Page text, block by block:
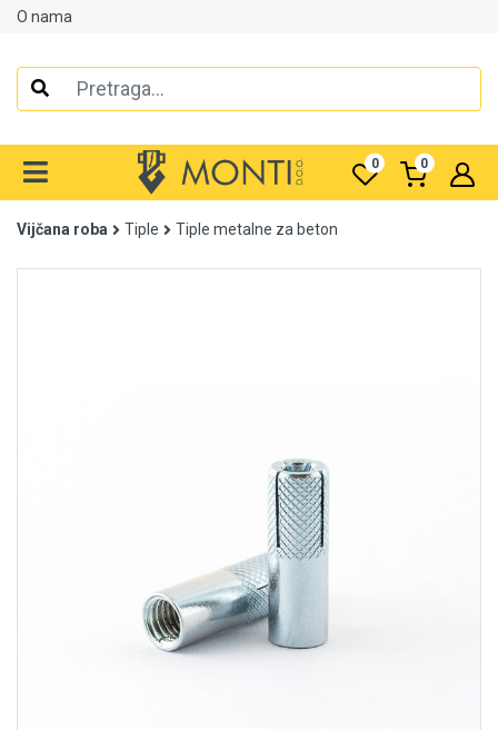
O nama
0 0
Alati
Grijanje i klimatizacija
Mjerno-regulaciona oprema
Vijčana roba Tiple Tiple metalne za beton